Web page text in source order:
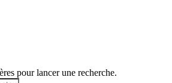
pour lancer une recherche.